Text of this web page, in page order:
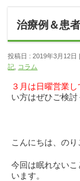
治療例＆患
投稿日 : 2019年3月12日
記
コラム
３月は日曜営業
い方はぜひご検討
こんにちは、のり
今回は眠れない
います。